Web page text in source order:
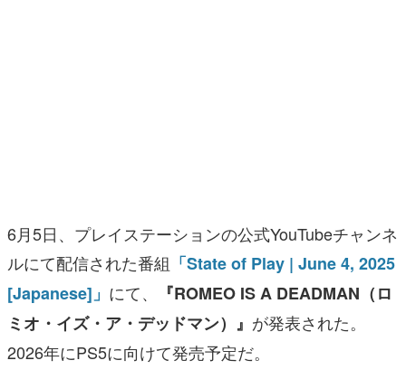
その他
電ファミニコゲーマーとは？
運営：株式会社マレ
6月5日、プレイステーションの公式YouTubeチャンネ
ルにて配信された番組 「State of Play | June 4, 2025
[Japanese]」 にて、
『ROMEO IS A DEADMAN（ロ
ミオ・イズ・ア・デッドマン）』 が発表された。
2026年にPS5に向けて発売予定だ。